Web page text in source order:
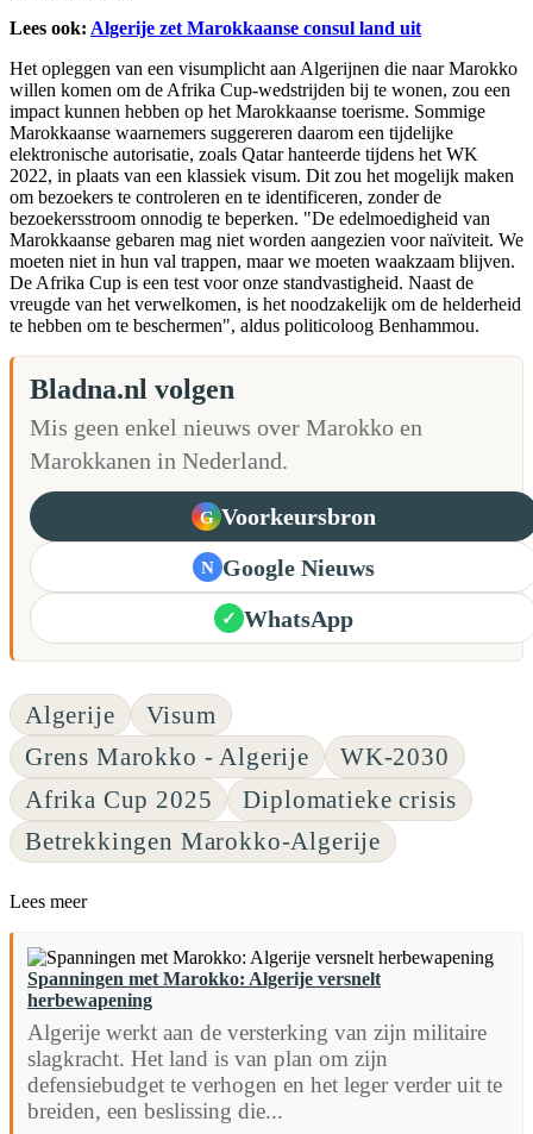
Lees ook: Algerije zet Marokkaanse consul land uit
Het opleggen van een visumplicht aan Algerijnen die naar Marokko
willen komen om de Afrika Cup-wedstrijden bij te wonen, zou een
impact kunnen hebben op het Marokkaanse toerisme. Sommige
Marokkaanse waarnemers suggereren daarom een tijdelijke
elektronische autorisatie, zoals Qatar hanteerde tijdens het WK
2022, in plaats van een klassiek visum. Dit zou het mogelijk maken
om bezoekers te controleren en te identificeren, zonder de
bezoekersstroom onnodig te beperken. "De edelmoedigheid van
Marokkaanse gebaren mag niet worden aangezien voor naïviteit. We
moeten niet in hun val trappen, maar we moeten waakzaam blijven.
De Afrika Cup is een test voor onze standvastigheid. Naast de
vreugde van het verwelkomen, is het noodzakelijk om de helderheid
te hebben om te beschermen", aldus politicoloog Benhammou.
Bladna.nl volgen
Mis geen enkel nieuws over Marokko en
Marokkanen in Nederland.
G Voorkeursbron
N Google Nieuws
✓ WhatsApp
Algerije
Visum
Grens Marokko - Algerije
WK-2030
Afrika Cup 2025
Diplomatieke crisis
Betrekkingen Marokko-Algerije
Lees meer
Spanningen met Marokko: Algerije versnelt
herbewapening
Algerije werkt aan de versterking van zijn militaire
slagkracht. Het land is van plan om zijn
defensiebudget te verhogen en het leger verder uit te
breiden, een beslissing die...